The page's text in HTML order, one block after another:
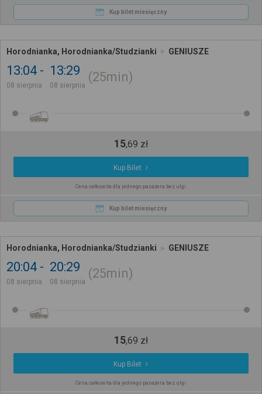
Kup bilet miesięczny
Horodnianka, Horodnianka/Studzianki GENIUSZE
13:04
08 sierpnia
13:29
08 sierpnia
25min
15,69 zł
Kup Bilet
Cena całkowita dla jednego pasażera bez ulgi
Kup bilet miesięczny
Horodnianka, Horodnianka/Studzianki GENIUSZE
20:04
08 sierpnia
20:29
08 sierpnia
25min
15,69 zł
Kup Bilet
Cena całkowita dla jednego pasażera bez ulgi